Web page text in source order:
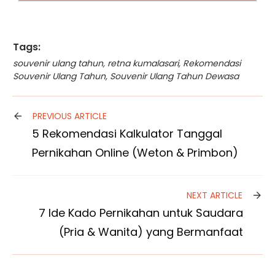
Tags:
souvenir ulang tahun, retna kumalasari, Rekomendasi
Souvenir Ulang Tahun, Souvenir Ulang Tahun Dewasa
PREVIOUS ARTICLE
5 Rekomendasi Kalkulator Tanggal
Pernikahan Online (Weton & Primbon)
NEXT ARTICLE
7 Ide Kado Pernikahan untuk Saudara
(Pria & Wanita) yang Bermanfaat